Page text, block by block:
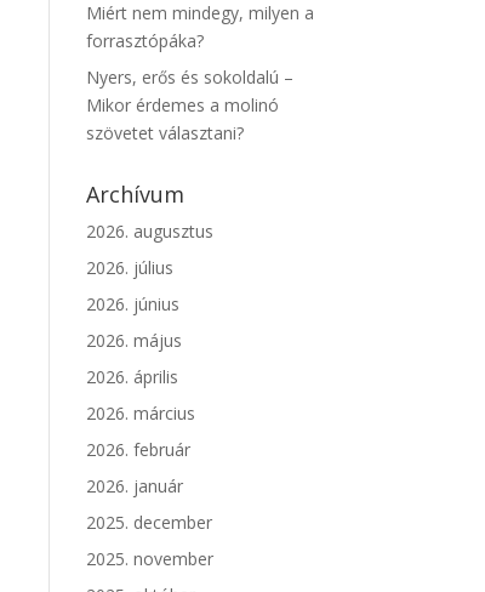
Miért nem mindegy, milyen a
forrasztópáka?
Nyers, erős és sokoldalú –
Mikor érdemes a molinó
szövetet választani?
Archívum
2026. augusztus
2026. július
2026. június
2026. május
2026. április
2026. március
2026. február
2026. január
2025. december
2025. november